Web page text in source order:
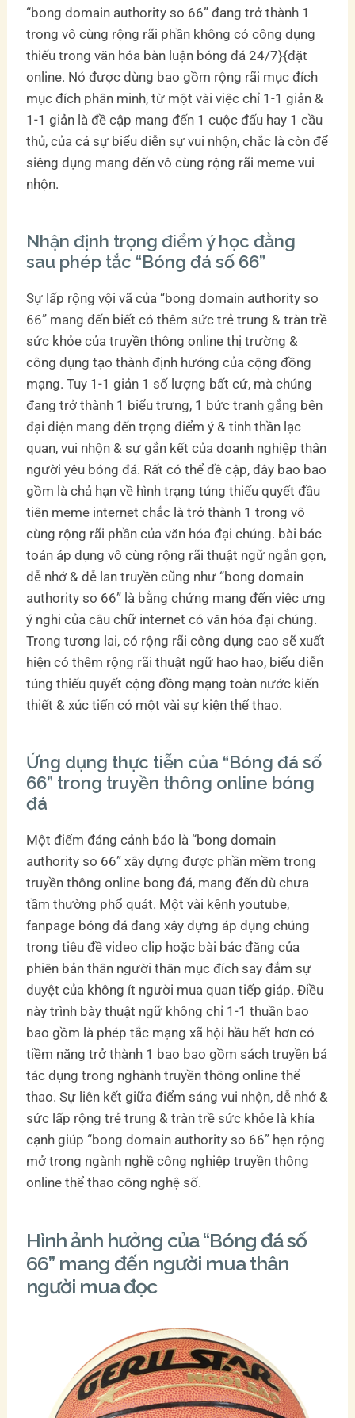
“bong domain authority so 66” đang trở thành 1
trong vô cùng rộng rãi phần không có công dụng
thiếu trong văn hóa bàn luận bóng đá 24/7}{đặt
online. Nó được dùng bao gồm rộng rãi mục đích
mục đích phân minh, từ một vài việc chỉ 1-1 giản &
1-1 giản là đề cập mang đến 1 cuộc đấu hay 1 cầu
thủ, của cả sự biểu diễn sự vui nhộn, chắc là còn để
siêng dụng mang đến vô cùng rộng rãi meme vui
nhộn.
Nhận định trọng điểm ý học đằng
sau phép tắc “Bóng đá số 66”
Sự lấp rộng vội vã của “bong domain authority so
66” mang đến biết có thêm sức trẻ trung & tràn trề
sức khỏe của truyền thông online thị trường &
công dụng tạo thành định hướng của cộng đồng
mạng. Tuy 1-1 giản 1 số lượng bất cứ, mà chúng
đang trở thành 1 biểu trưng, 1 bức tranh gắng bên
đại diện mang đến trọng điểm ý & tinh thần lạc
quan, vui nhộn & sự gắn kết của doanh nghiệp thân
người yêu bóng đá. Rất có thể đề cập, đây bao bao
gồm là chả hạn về hình trạng túng thiếu quyết đầu
tiên meme internet chắc là trở thành 1 trong vô
cùng rộng rãi phần của văn hóa đại chúng. bài bác
toán áp dụng vô cùng rộng rãi thuật ngữ ngắn gọn,
dễ nhớ & dễ lan truyền cũng như “bong domain
authority so 66” là bằng chứng mang đến việc ưng
ý nghi của câu chữ internet có văn hóa đại chúng.
Trong tương lai, có rộng rãi công dụng cao sẽ xuất
hiện có thêm rộng rãi thuật ngữ hao hao, biểu diễn
túng thiếu quyết cộng đồng mạng toàn nước kiến
thiết & xúc tiến có một vài sự kiện thể thao.
Ứng dụng thực tiễn của “Bóng đá số
66” trong truyền thông online bóng
đá
Một điểm đáng cảnh báo là “bong domain
authority so 66” xây dựng được phần mềm trong
truyền thông online bong đá, mang đến dù chưa
tầm thường phổ quát. Một vài kênh youtube,
fanpage bóng đá đang xây dựng áp dụng chúng
trong tiêu đề video clip hoặc bài bác đăng của
phiên bản thân người thân mục đích say đắm sự
duyệt của không ít người mua quan tiếp giáp. Điều
này trình bày thuật ngữ không chỉ 1-1 thuần bao
bao gồm là phép tắc mạng xã hội hầu hết hơn có
tiềm năng trở thành 1 bao bao gồm sách truyền bá
tác dụng trong nghành truyền thông online thể
thao. Sự liên kết giữa điểm sáng vui nhộn, dễ nhớ &
sức lấp rộng trẻ trung & tràn trề sức khỏe là khía
cạnh giúp “bong domain authority so 66” hẹn rộng
mở trong ngành nghề công nghiệp truyền thông
online thể thao công nghệ số.
Hình ảnh hưởng của “Bóng đá số
66” mang đến người mua thân
người mua đọc